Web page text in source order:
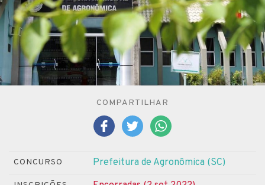
COMPARTILHAR
CONCURSO Prefeitura de Agronômica (SC)